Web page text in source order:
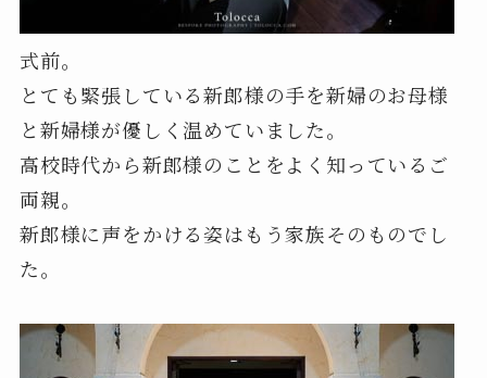
式前。
とても緊張している新郎様の手を新婦のお母様
と新婦様が優しく温めていました。
高校時代から新郎様のことをよく知っているご
両親。
新郎様に声をかける姿はもう家族そのものでし
た。